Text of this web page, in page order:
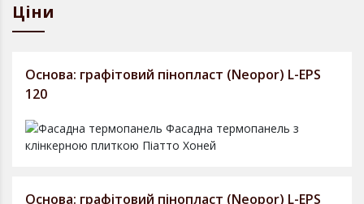
Ціни
Основа: графітовий пінопласт (Neopor) L-EPS
120
Основа: графітовий пінопласт (Neopor) L-EPS